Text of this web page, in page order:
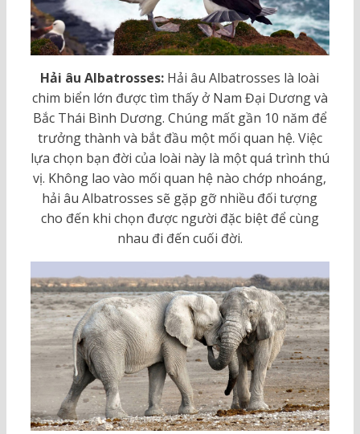
Hải âu Albatrosses: Hải âu Albatrosses là loài
chim biển lớn được tìm thấy ở Nam Đại Dương và
Bắc Thái Bình Dương. Chúng mất gần 10 năm để
trưởng thành và bắt đầu một mối quan hệ. Việc
lựa chọn bạn đời của loài này là một quá trình thú
vị. Không lao vào mối quan hệ nào chớp nhoáng,
hải âu Albatrosses sẽ gặp gỡ nhiều đối tượng
cho đến khi chọn được người đặc biệt để cùng
nhau đi đến cuối đời.